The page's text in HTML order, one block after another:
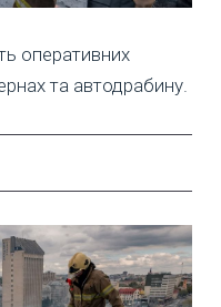
оперативних
та автодрабину.